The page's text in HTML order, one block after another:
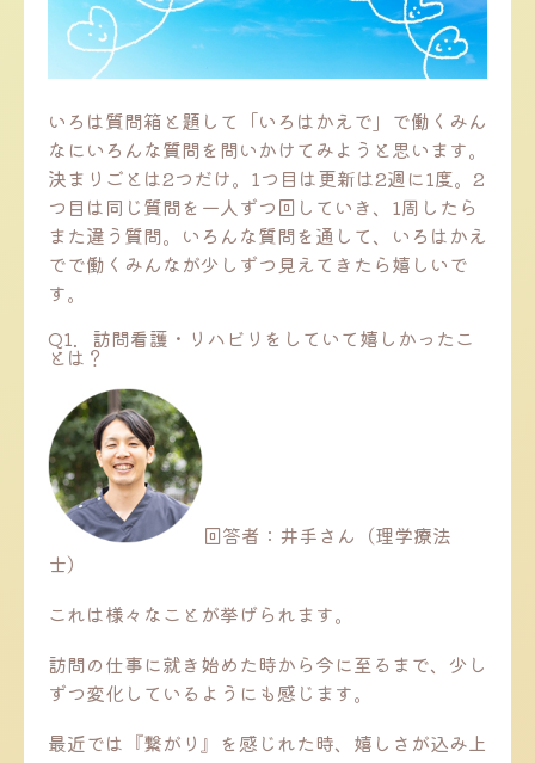
いろは質問箱と題して「いろはかえで」で働くみん
なにいろんな質問を問いかけてみようと思います。
決まりごとは2つだけ。1つ目は更新は2週に1度。2
つ目は同じ質問を一人ずつ回していき、1周したら
また違う質問。いろんな質問を通して、いろはかえ
でで働くみんなが少しずつ見えてきたら嬉しいで
す。
Q1．訪問看護・リハビリをしていて嬉しかったこ
とは？
回答者：井手さん（理学療法
士）
これは様々なことが挙げられます。
訪問の仕事に就き始めた時から今に至るまで、少し
ずつ変化しているようにも感じます。
最近では『繋がり』を感じれた時、嬉しさが込み上